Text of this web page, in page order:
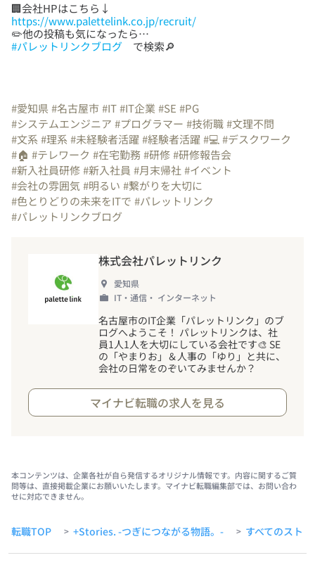
https://www.palettelink.co.jp/recruit/
#パレットリンクブログ で検索🔎
#愛知県#名古屋市 #IT#IT企業 #SE #PG
#システムエンジニア #プログラマー #技術職#文理不問
#文系 #理系 #未経験者活躍 #経験者活躍 #💻 #デスクワーク
#🏠 #テレワーク #在宅勤務#研修#研修報告会
#新入社員研修#新入社員 #月末帰社#イベント
#会社の雰囲気#明るい #繋がりを大切に
#色とりどりの未来をITで #パレットリンク
#パレットリンクブログ
株式会社パレットリンク
愛知県
IT・通信・ インターネット
名古屋市のIT企業「パレットリンク」のブ
ログへようこそ ！ パレットリンクは、社
員1人1人を大切にしている会社です🎨 SE
の「やまりお」＆人事の「ゆり」と共に、
会社の日常をのぞいてみませんか？
マイナビ転職の求人を見る
本コンテンツは、企業各社が自ら発信するオリジナル情報です。内容に関するご質
問等は、直接掲載企業にお願いいたします。マイナビ転職編集部では、お問い合わ
せに対応できません。
転職TOP > +Stories. -つぎにつながる物語。- > すべてのスト